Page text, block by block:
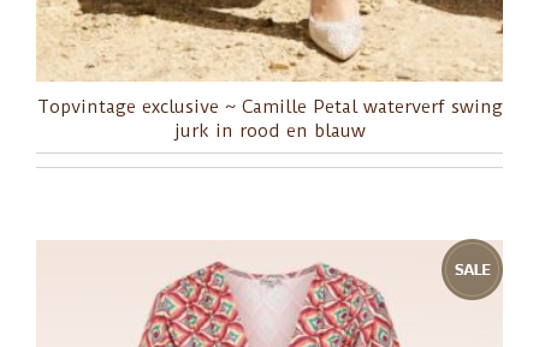
Topvintage exclusive ~ Camille Petal waterverf swing
jurk in rood en blauw